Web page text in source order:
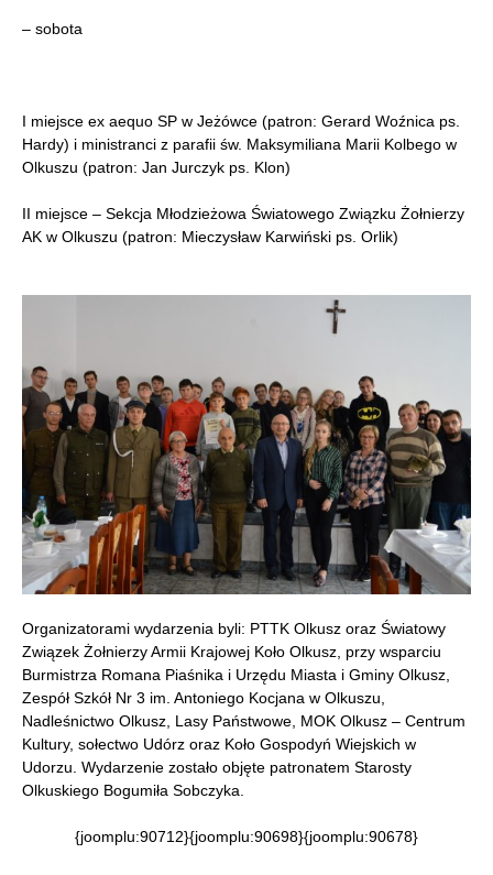
– sobota
I miejsce ex aequo SP w Jeżówce (patron: Gerard Woźnica ps.
Hardy) i ministranci z parafii św. Maksymiliana Marii Kolbego w
Olkuszu (patron: Jan Jurczyk ps. Klon)
II miejsce – Sekcja Młodzieżowa Światowego Związku Żołnierzy
AK w Olkuszu (patron: Mieczysław Karwiński ps. Orlik)
Organizatorami wydarzenia byli: PTTK Olkusz oraz Światowy
Związek Żołnierzy Armii Krajowej Koło Olkusz, przy wsparciu
Burmistrza Romana Piaśnika i Urzędu Miasta i Gminy Olkusz,
Zespół Szkół Nr 3 im. Antoniego Kocjana w Olkuszu,
Nadleśnictwo Olkusz, Lasy Państwowe, MOK Olkusz – Centrum
Kultury, sołectwo Udórz oraz Koło Gospodyń Wiejskich w
Udorzu. Wydarzenie zostało objęte patronatem Starosty
Olkuskiego Bogumiła Sobczyka.
{joomplu:90712}{joomplu:90698}{joomplu:90678}